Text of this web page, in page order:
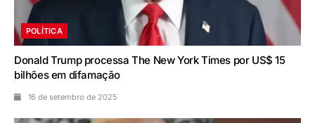
POLÍTICA
Donald Trump processa The New York Times por US$ 15
bilhões em difamação
16 de setembro de 2025